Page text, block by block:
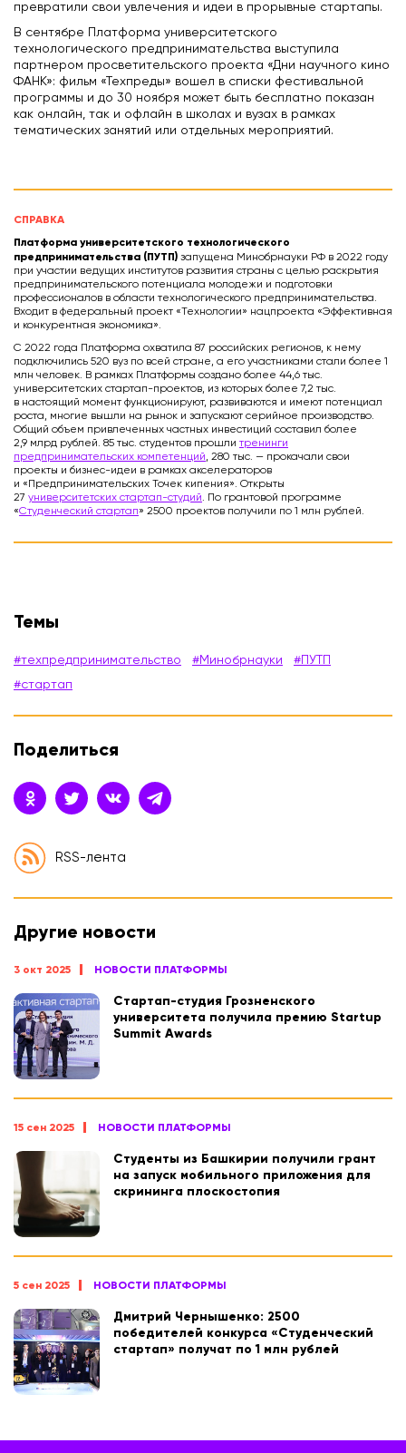
превратили свои увлечения и идеи в прорывные стартапы.
В сентябре Платформа университетского
технологического предпринимательства выступила
партнером просветительского проекта «Дни научного кино
ФАНК»: фильм «Техпреды» вошел в списки фестивальной
программы и до 30 ноября может быть бесплатно показан
как онлайн, так и офлайн в школах и вузах в рамках
тематических занятий или отдельных мероприятий.
Темы
#техпредпринимательство #Минобрнауки
#ПУТП
#стартап
Поделиться
RSS-лента
Другие новости
3 окт 2025 НОВОСТИ ПЛАТФОРМЫ
Стартап-студия Грозненского
университета получила премию Startup
Summit Awards
15 сен 2025 НОВОСТИ ПЛАТФОРМЫ
Студенты из Башкирии получили грант
на запуск мобильного приложения для
скрининга плоскостопия
5 сен 2025 НОВОСТИ ПЛАТФОРМЫ
Дмитрий Чернышенко: 2500
победителей конкурса «Студенческий
стартап» получат по 1 млн рублей
СПРАВКА
Платформа университетского технологического
предпринимательства (ПУТП) запущена Минобрнауки РФ в 2022 году
при участии ведущих институтов развития страны с целью раскрытия
предпринимательского потенциала молодежи и подготовки
профессионалов в области технологического предпринимательства.
Входит в федеральный проект «Технологии» нацпроекта «Эффективная
и конкурентная экономика».
С 2022 года Платформа охватила 87 российских регионов, к нему
подключились 520 вуз по всей стране, а его участниками стали более 1
млн человек. В рамках Платформы создано более 44,6 тыс.
университетских стартап-проектов, из которых более 7,2 тыс.
в настоящий момент функционируют, развиваются и имеют потенциал
роста, многие вышли на рынок и запускают серийное производство.
Общий объем привлеченных частных инвестиций составил более
2,9 млрд рублей. 85 тыс. студентов прошли тренинги
предпринимательских компетенций, 280 тыс. — прокачали свои
проекты и бизнес-идеи в рамках акселераторов
и «Предпринимательских Точек кипения». Открыты
27 университетских стартап-студий. По грантовой программе
«Студенческий стартап» 2500 проектов получили по 1 млн рублей.